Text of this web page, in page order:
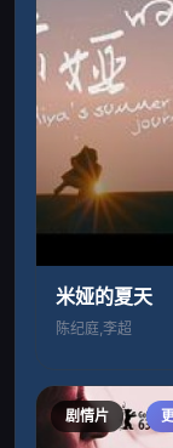
米娅的夏天
陈纪庭,李超
剧情片